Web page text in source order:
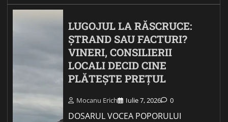
LUGOJUL LA RĂSCRUCE:
ȘTRAND SAU FACTURI?
VINERI, CONSILIERII
LOCALI DECID CINE
PLĂTEȘTE PREȚUL
Mocanu Erich Iulie 7, 2026 0
DOSARUL VOCEA POPORULUI